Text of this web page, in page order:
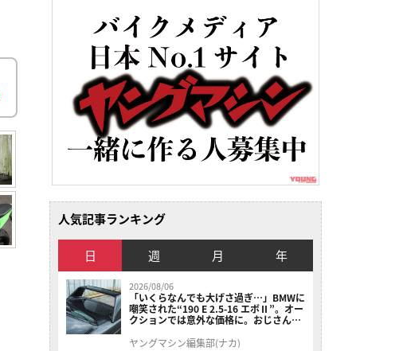
人気記事ランキング
日 週 月 年
2026/08/06
「いくらなんでも大げさ過ぎ…」BMWに
嘲笑された“190 E 2.5-16 エボⅡ”。オー
クションでは意外な価格に。おじさん達
ヤングマシン編集部(ナカ)